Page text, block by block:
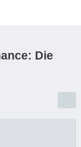
Die